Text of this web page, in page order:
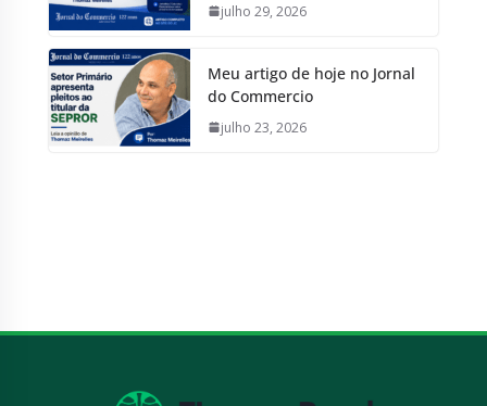
julho 29, 2026
Meu artigo de hoje no Jornal
do Commercio
julho 23, 2026